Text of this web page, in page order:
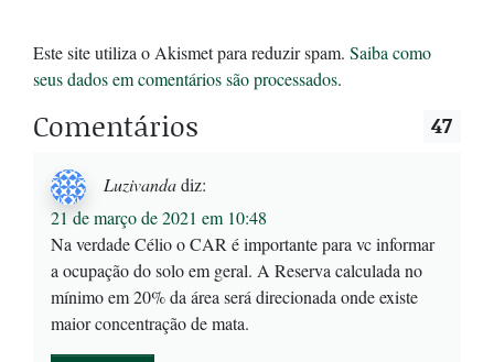
Este site utiliza o Akismet para reduzir spam. Saiba como
seus dados em comentários são processados.
Comentários 47
Luzivandadiz:
21 de março de 2021 em 10:48
Na verdade Célio o CAR é importante para vc informar
a ocupação do solo em geral. A Reserva calculada no
mínimo em 20% da área será direcionada onde existe
maior concentração de mata.